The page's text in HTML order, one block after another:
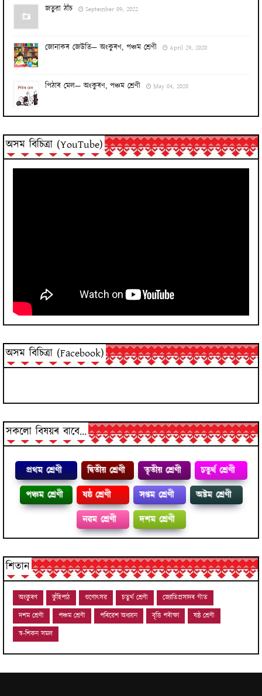
জতুৱা ঠাঁচ September 09, 2022
জোনাকৰ জেউতি— অংকুৰণ, পঞ্চম শ্ৰেণী April 29, 2020
পিঠাৰ মেল— অংকুৰণ, পঞ্চম শ্ৰেণী May 04, 2020
অসম বিচিত্ৰা (YouTube)
অসম বিচিত্ৰা (Facebook)
সকলো বিষয়ৰ বাবে...
প্রথম শ্ৰেণী দ্বিতীয় শ্ৰেণী তৃতীয় শ্ৰেণী
চতুৰ্থ শ্ৰেণী
পঞ্চম শ্ৰেণী
ষষ্ঠ শ্ৰেণী সপ্তম শ্ৰেণী
অষ্টম শ্ৰেণী
নৱম শ্ৰেণী
দশম শ্ৰেণী
শিতান
অংকুৰণ কুঁহিপাঠ গুণোৎসৱ চতুৰ্থ শ্ৰেণী
জ্যোতিপ্ৰসাদৰ গীত
দশম শ্ৰেণী
পঞ্চম শ্ৰেণী পৰিৱেশ অধ্যয়ন বৃত্তি পৰীক্ষা
ষষ্ঠ শ্ৰেণী
স্ব-শিকন সমল